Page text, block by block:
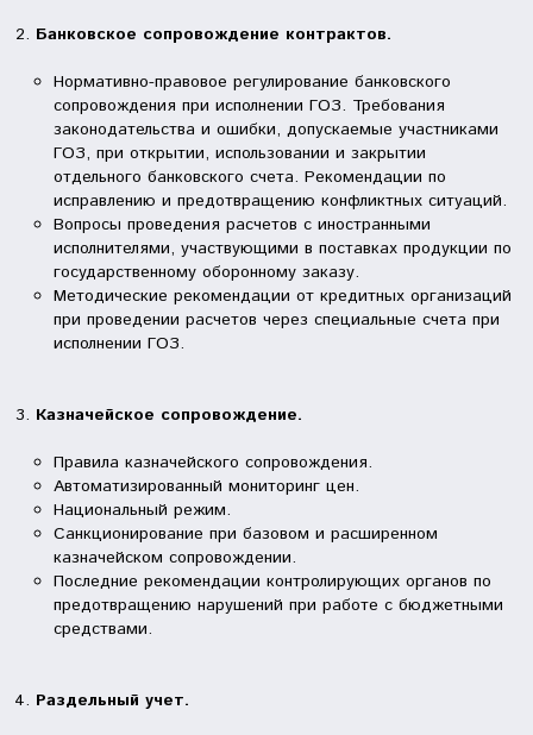
Банковское сопровождение контрактов.
Нормативно-правовое регулирование банковского
сопровождения при исполнении ГОЗ. Требования
законодательства и ошибки, допускаемые участниками
ГОЗ, при открытии, использовании и закрытии
отдельного банковского счета. Рекомендации по
исправлению и предотвращению конфликтных ситуаций.
Вопросы проведения расчетов с иностранными
исполнителями, участвующими в поставках продукции по
государственному оборонному заказу.
Методические рекомендации от кредитных организаций
при проведении расчетов через специальные счета при
исполнении ГОЗ.
Казначейское сопровождение.
Правила казначейского сопровождения.
Автоматизированный мониторинг цен.
Национальный режим.
Санкционирование при базовом и расширенном
казначейском сопровождении.
Последние рекомендации контролирующих органов по
предотвращению нарушений при работе с бюджетными
средствами.
Раздельный учет.